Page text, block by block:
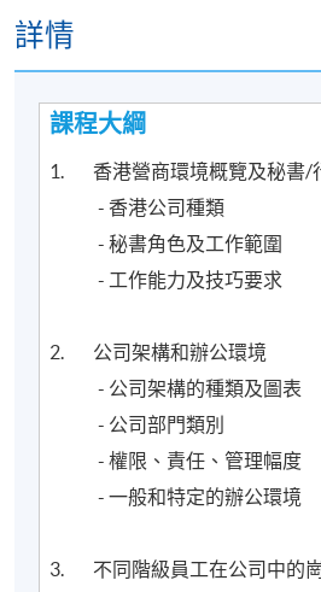
詳情
課程​大綱
1. 香港營商環境概覽及秘書/
- 香港公司種類
- 秘書角色及工作範圍
- 工作能力及技巧要求
2. 公司架構和辦公環境
- 公司架構的種類及圖表
- 公司部門類別
- 權限、責任、管理幅度
- 一般和特定的辦公環境
3. 不同階級員工在公司中的